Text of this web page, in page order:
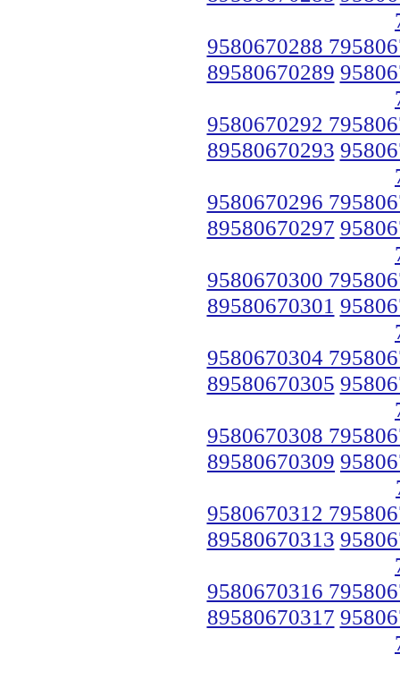
9580670288
89580670289
9580670292
89580670293
9580670296
89580670297
9580670300
89580670301
9580670304
89580670305
9580670308
89580670309
9580670312
89580670313
9580670316
89580670317